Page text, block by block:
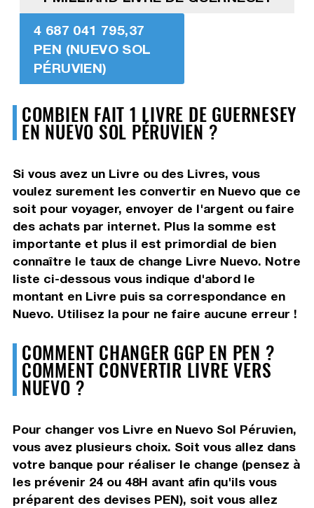
4 687 041 795,37
PEN (NUEVO SOL
PÉRUVIEN)
COMBIEN FAIT 1 LIVRE DE GUERNESEY
EN NUEVO SOL PÉRUVIEN ?
Si vous avez un Livre ou des Livres, vous
voulez surement les convertir en Nuevo que ce
soit pour voyager, envoyer de l'argent ou faire
des achats par internet. Plus la somme est
importante et plus il est primordial de bien
connaître le taux de change Livre Nuevo. Notre
liste ci-dessous vous indique d'abord le
montant en Livre puis sa correspondance en
Nuevo. Utilisez la pour ne faire aucune erreur !
COMMENT CHANGER GGP EN PEN ?
COMMENT CONVERTIR LIVRE VERS
NUEVO ?
Pour changer vos Livre en Nuevo Sol Péruvien,
vous avez plusieurs choix. Soit vous allez dans
votre banque pour réaliser le change (pensez à
les prévenir 24 ou 48H avant afin qu'ils vous
préparent des devises PEN), soit vous allez